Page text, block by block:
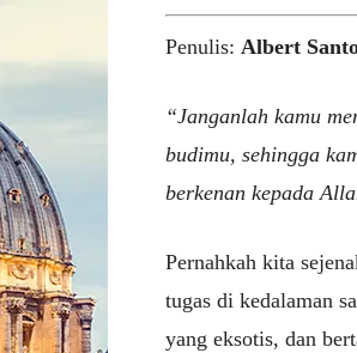
Penulis: Albert
“Janganlah kamu
budimu, sehingga
berkenan kepada
Pernahkah kita
tugas di kedalaman
yang eksotis, dan